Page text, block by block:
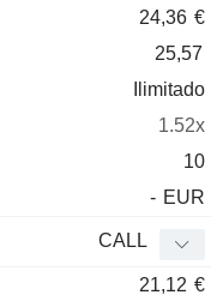
24,36 €
25,57
Ilimitado
1.52x
10
- EUR
CALL
21,12 €